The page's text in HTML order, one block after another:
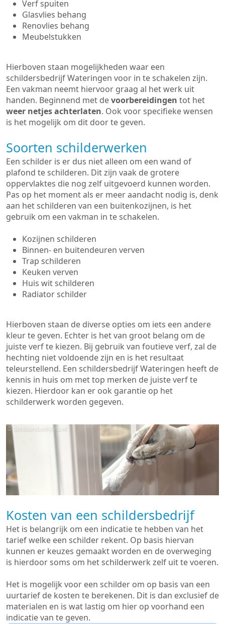
Verf spuiten
Glasvlies behang
Renovlies behang
Meubelstukken
Hierboven staan mogelijkheden waar een
schildersbedrijf Wateringen voor in te schakelen zijn.
Een vakman neemt hiervoor graag al het werk uit
handen. Beginnend met devoorbereidingen tot het
weer netjes achterlaten. Ook voor specifieke wensen
is het mogelijk om dit door te geven.
Soorten schilderwerken
Een schilder is er dus niet alleen om een wand of
plafond te schilderen. Dit zijn vaak de grotere
oppervlaktes die nog zelf uitgevoerd kunnen worden.
Pas op het moment als er meer aandacht nodig is, denk
aan het schilderen van een buitenkozijnen, is het
gebruik om een vakman in te schakelen.
Kozijnen schilderen
Binnen- en buitendeuren verven
Trap schilderen
Keuken verven
Huis wit schilderen
Radiator schilder
Hierboven staan de diverse opties om iets een andere
kleur te geven. Echter is het van groot belang om de
juiste verf te kiezen. Bij gebruik van foutieve verf, zal de
hechting niet voldoende zijn en is het resultaat
teleurstellend. Een schildersbedrijf Wateringen heeft de
kennis in huis om met top merken de juiste verf te
kiezen. Hierdoor kan er ook garantie op het
schilderwerk worden gegeven.
Kosten van een schildersbedrijf
Het is belangrijk om een indicatie te hebben van het
tarief welke een schilder rekent. Op basis hiervan
kunnen er keuzes gemaakt worden en de overweging
is hierdoor soms om het schilderwerk zelf uit te voeren.
Het is mogelijk voor een schilder om op basis van een
uurtarief de kosten te berekenen. Dit is dan exclusief de
materialen en is wat lastig om hier op voorhand een
indicatie van te geven.